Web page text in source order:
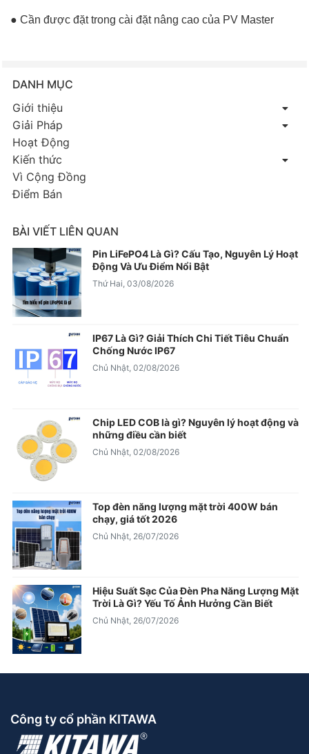
● Cần được đặt trong cài đặt nâng cao của PV Master
DANH MỤC
Giới thiệu
Giải Pháp
Hoạt Động
Kiến thức
Vì Cộng Đồng
Điểm Bán
BÀI VIẾT LIÊN QUAN
Pin LiFePO4 Là Gì? Cấu Tạo, Nguyên Lý Hoạt
Động Và Ưu Điểm Nổi Bật
Thứ Hai, 03/08/2026
IP67 Là Gì? Giải Thích Chi Tiết Tiêu Chuẩn
Chống Nước IP67
Chủ Nhật, 02/08/2026
Chip LED COB là gì? Nguyên lý hoạt động và
những điều cần biết
Chủ Nhật, 02/08/2026
Top đèn năng lượng mặt trời 400W bán
chạy, giá tốt 2026
Chủ Nhật, 26/07/2026
Hiệu Suất Sạc Của Đèn Pha Năng Lượng Mặt
Trời Là Gì? Yếu Tố Ảnh Hưởng Cần Biết
Chủ Nhật, 26/07/2026
Công ty cổ phần KITAWA